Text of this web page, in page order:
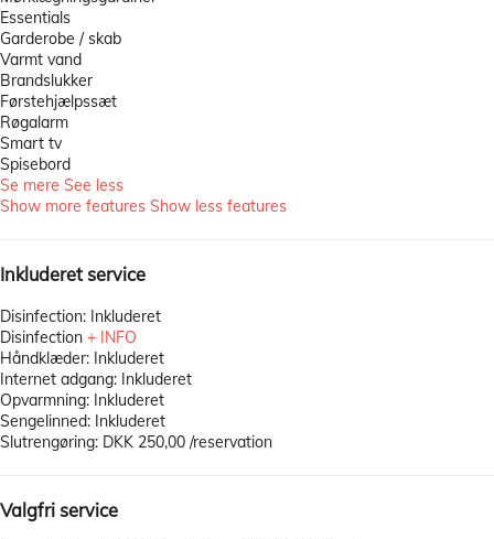
Essentials
Garderobe / skab
Varmt vand
Brandslukker
Førstehjælpssæt
Røgalarm
Smart tv
Spisebord
Se mere See less
Show more features Show less features
Inkluderet service
Disinfection: Inkluderet
Disinfection + INFO
Håndklæder: Inkluderet
Internet adgang: Inkluderet
Opvarmning: Inkluderet
Sengelinned: Inkluderet
Slutrengøring: DKK 250,00 /reservation
Valgfri service